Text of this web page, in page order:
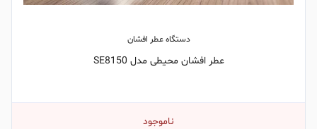
دستگاه عطر افشان
عطر افشان محیطی مدل SE8150
ناموجود